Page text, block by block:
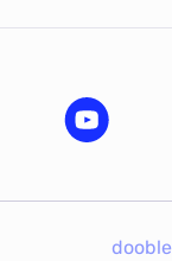
dooble